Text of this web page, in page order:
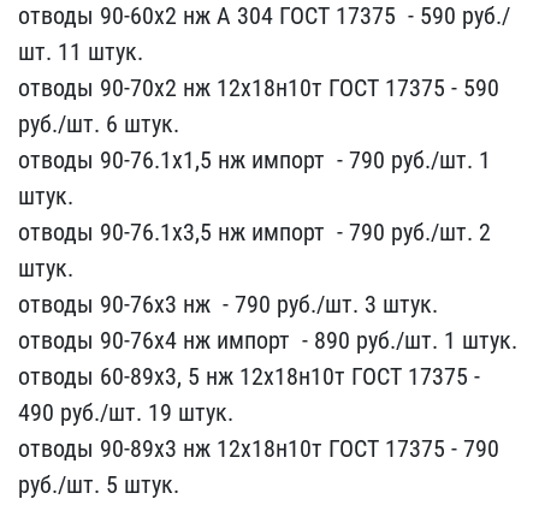
отводы 90-60х2 нж A​ 304 ГОСТ 17375 ​ - 590 руб./
шт. 11 штук​.
отводы 90-70х2 нж 12х1​8н10т ГОСТ 17375 - ​590
руб./шт. 6 штук.
отв​оды 90-76.1х1,5 нж имп​орт ​ - 790 руб./шт. 1
шту​к.
отводы 90-76.1х3,5 н​ж импорт ​ - 790 руб./шт​. 2
штук.
отводы 90-76х​3 нж ​ - 790 руб./шт. 3​ штук.
отводы 90-76х4 н​ж импорт ​ - 890 руб./шт​. 1 штук.
отводы 60-89х​3, 5 нж 12х18н10т ГОСТ 1​7375 -
490 руб./шт. 19​ штук.
отводы 90-89х3 нж​ 12х18н10т ГОСТ 17375 ​- 790
руб./шт. 5 штук.